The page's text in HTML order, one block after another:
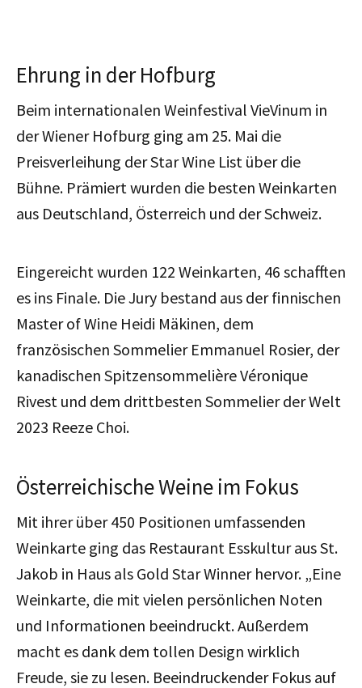
Ehrung in der Hofburg
Beim internationalen Weinfestival VieVinum in
der Wiener Hofburg ging am 25. Mai die
Preisverleihung der Star Wine List über die
Bühne. Prämiert wurden die besten Weinkarten
aus Deutschland, Österreich und der Schweiz.
Eingereicht wurden 122 Weinkarten, 46 schafften
es ins Finale. Die Jury bestand aus der finnischen
Master of Wine Heidi Mäkinen, dem
französischen Sommelier Emmanuel Rosier, der
kanadischen Spitzensommelière Véronique
Rivest und dem drittbesten Sommelier der Welt
2023 Reeze Choi.
Österreichische Weine im Fokus
Mit ihrer über 450 Positionen umfassenden
Weinkarte ging das Restaurant Esskultur aus St.
Jakob in Haus als Gold Star Winner hervor. „Eine
Weinkarte, die mit vielen persönlichen Noten
und Informationen beeindruckt. Außerdem
macht es dank dem tollen Design wirklich
Freude, sie zu lesen. Beeindruckender Fokus auf